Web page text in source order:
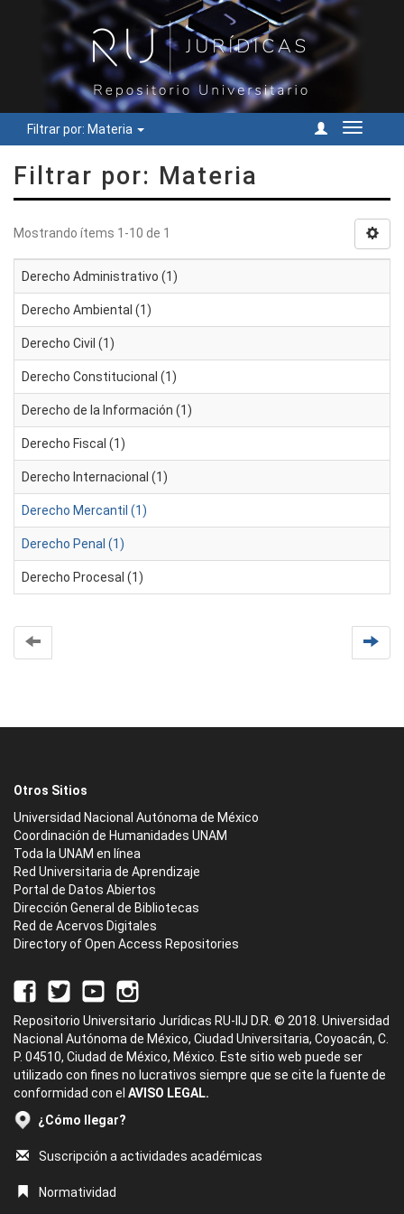
Filtrar por: Materia
Cambiar
Filtrar por: Materia
Mostrando ítems 1-10 de 1
Derecho Administrativo (1)
Derecho Ambiental (1)
Derecho Civil (1)
Derecho Constitucional (1)
Derecho de la Información (1)
Derecho Fiscal (1)
Derecho Internacional (1)
Derecho Mercantil (1)
Derecho Penal (1)
Derecho Procesal (1)
Otros Sitios
Universidad Nacional Autónoma de México
Coordinación de Humanidades UNAM
Toda la UNAM en línea
Red Universitaria de Aprendizaje
Portal de Datos Abiertos
Dirección General de Bibliotecas
Red de Acervos Digitales
Directory of Open Access Repositories
Repositorio Universitario Jurídicas RU-IIJ D.R. © 2018. Universidad
Nacional Autónoma de México, Ciudad Universitaria, Coyoacán, C.
P. 04510, Ciudad de México, México. Este sitio web puede ser
utilizado con fines no lucrativos siempre que se cite la fuente de
conformidad con el AVISO LEGAL.
¿Cómo llegar?
Suscripción a actividades académicas
Normatividad